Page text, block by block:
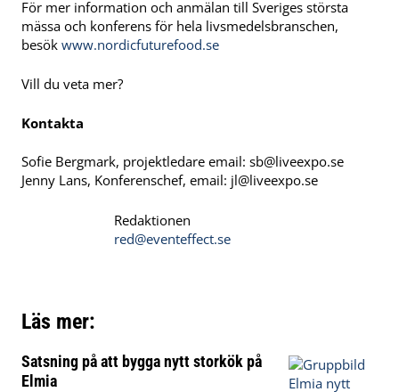
För mer information och anmälan till Sveriges största
mässa och konferens för hela livsmedelsbranschen,
besök www.nordicfuturefood.se
Vill du veta mer?
Kontakta
Sofie Bergmark, projektledare email: sb@liveexpo.se
Jenny Lans, Konferenschef, email: jl@liveexpo.se
Redaktionen
red@eventeffect.se
Läs mer:
Satsning på att bygga nytt storkök på
Elmia